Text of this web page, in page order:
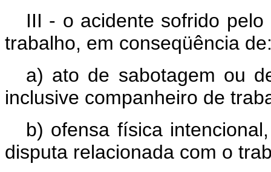
III - o acidente sofrido
trabalho, em conseqüência
a) ato de sabotagem ou
inclusive companheiro de
b) ofensa física
disputa relacionada com o